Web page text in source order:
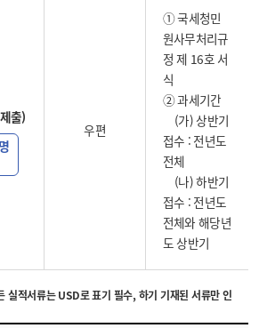
출)
우편
① 국세청민
원사무처리규
정 제 16호 서
식
② 과세기간
(가) 상반기
접수 : 전년도
전체
(나) 하반기
접수 : 전년도
전체와 해당년
도 상반기
실적서류는 USD로 표기 필수, 하기 기재된 서류만 인